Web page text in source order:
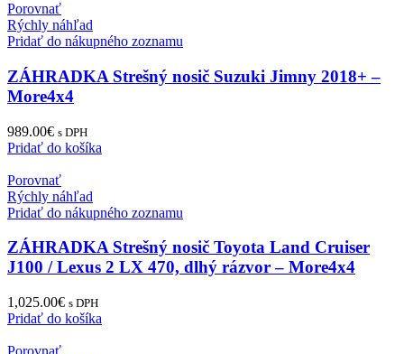
Porovnať
Rýchly náhľad
Pridať do nákupného zoznamu
ZÁHRADKA Strešný nosič Suzuki Jimny 2018+ –
More4x4
989.00€ s DPH
Pridať do košíka
Porovnať
Rýchly náhľad
Pridať do nákupného zoznamu
ZÁHRADKA Strešný nosič Toyota Land Cruiser
J100 / Lexus 2 LX 470, dlhý rázvor – More4x4
1,025.00€ s DPH
Pridať do košíka
Porovnať